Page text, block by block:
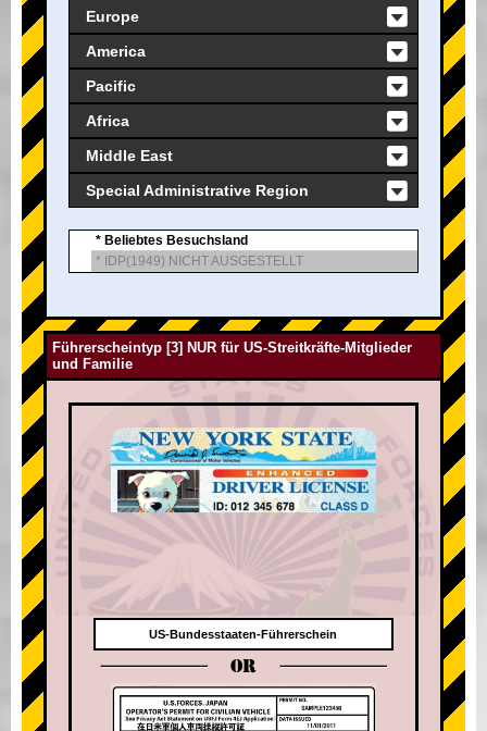
Europe
America
Pacific
Africa
Middle East
Special Administrative Region
* Beliebtes Besuchsland
* IDP(1949) NICHT AUSGESTELLT
Führerscheintyp [3] NUR für US-Streitkräfte-Mitglieder
und Familie
US-Bundesstaaten-Führerschein
OR